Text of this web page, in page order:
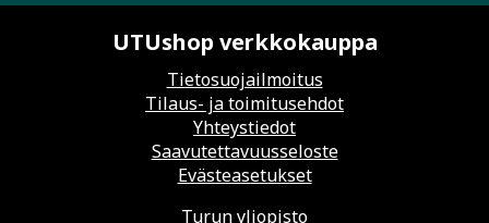
UTUshop verkkokauppa
Tietosuojailmoitus
Tilaus- ja toimitusehdot
Yhteystiedot
Saavutettavuusseloste
Evästeasetukset
Turun yliopisto